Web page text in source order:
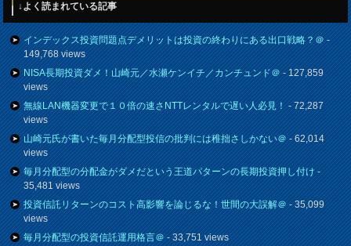
↓よく読まれている記事
インデックス投資問題点デメリットは投資の終わりにある出口戦略？＠-
149,768 views
NISA長期投資ダメ！山崎元／水瀬ケンイチ／カンチュンド＠- 127,859
views
無線LAN機器変更で１０倍の速さNTTレンタルで遅い人必見！- 72,287
views
山崎元氏が書いた毎月分配型投信の批判には稚拙さしかない＠- 62,014
views
毎月分配型の分配金がダメだという王道パターンの長期投資押し付け-
35,481 views
投資信託リターンのコスト高影響を論じるな！世間の大誤解＠- 35,099
views
毎月分配型の投資信託運用格言＠- 33,751 views